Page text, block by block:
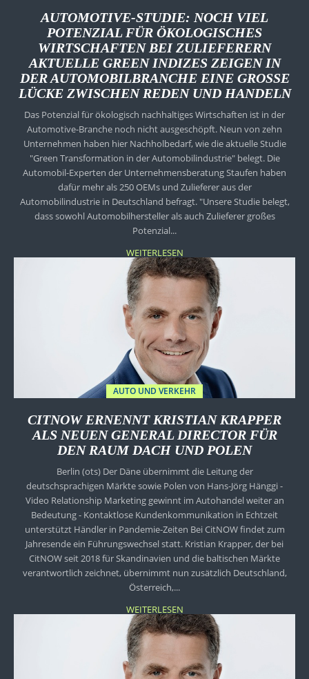
AUTOMOTIVE-STUDIE: NOCH VIEL
POTENZIAL FÜR ÖKOLOGISCHES
WIRTSCHAFTEN BEI ZULIEFERERN
AKTUELLE GREEN INDIZES ZEIGEN IN
DER AUTOMOBILBRANCHE EINE GROSSE L
ÜCKE ZWISCHEN REDEN UND HANDELN
Das Potenzial für ökologisch nachhaltiges Wirtschaften ist in der
Automotive-Branche noch nicht ausgeschöpft. Neun von zehn
Unternehmen haben hier Nachholbedarf, wie die aktuelle Studie
"Green Transformation in der Automobilindustrie" belegt. Die
Automobil-Experten der Unternehmensberatung Staufen haben
dafür mehr als 250 OEMs und Zulieferer aus der
Automobilindustrie in Deutschland befragt. "Unsere Studie belegt,
dass sowohl Automobilhersteller als auch Zulieferer großes
Potenzial...
WEITERLESEN
AUTO UND VERKEHR
CITNOW ERNENNT KRISTIAN KRAPPER
ALS NEUEN GENERAL DIRECTOR FÜR
DEN RAUM DACH UND POLEN
Berlin (ots) Der Däne übernimmt die Leitung der
deutschsprachigen Märkte sowie Polen von Hans-Jörg Hänggi -
Video Relationship Marketing gewinnt im Autohandel weiter an
Bedeutung - Kontaktlose Kundenkommunikation in Echtzeit
unterstützt Händler in Pandemie-Zeiten Bei CitNOW findet zum
Jahresende ein Führungswechsel statt. Kristian Krapper, der bei
CitNOW seit 2018 für Skandinavien und die baltischen Märkte
verantwortlich zeichnet, übernimmt nun zusätzlich Deutschland,
Österreich,...
WEITERLESEN